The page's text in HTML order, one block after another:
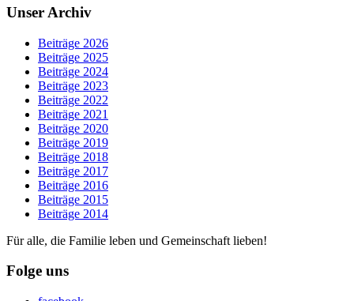
Unser Archiv
Beiträge 2026
Beiträge 2025
Beiträge 2024
Beiträge 2023
Beiträge 2022
Beiträge 2021
Beiträge 2020
Beiträge 2019
Beiträge 2018
Beiträge 2017
Beiträge 2016
Beiträge 2015
Beiträge 2014
Für alle, die Familie leben und Gemeinschaft lieben!
Folge uns